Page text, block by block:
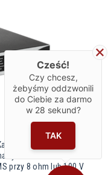
wzmacniacz
8 x 2 / 8 wejść
przy 8 ohm lub 100 V
Cześć!
Czy chcesz,
żebyśmy oddzwonili
do Ciebie za darmo
w 28 sekund?
TAK